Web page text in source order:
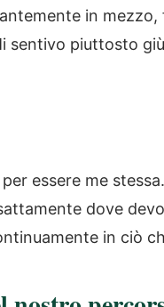
in
sentivo piuttosto
essere me
dove
in ciò